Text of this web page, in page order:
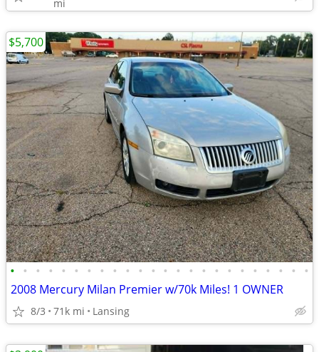
mi
• • • • • • • • • • • • • • • • • • • • • • • •
2008 Mercury Milan Premier w/70k Miles! 1 OWNER
8/3 71k mi Lansing
$5,700